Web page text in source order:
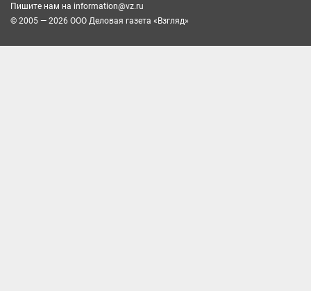
Пишите нам на information@vz.ru
© 2005 — 2026 ООО Деловая газета «Взгляд»